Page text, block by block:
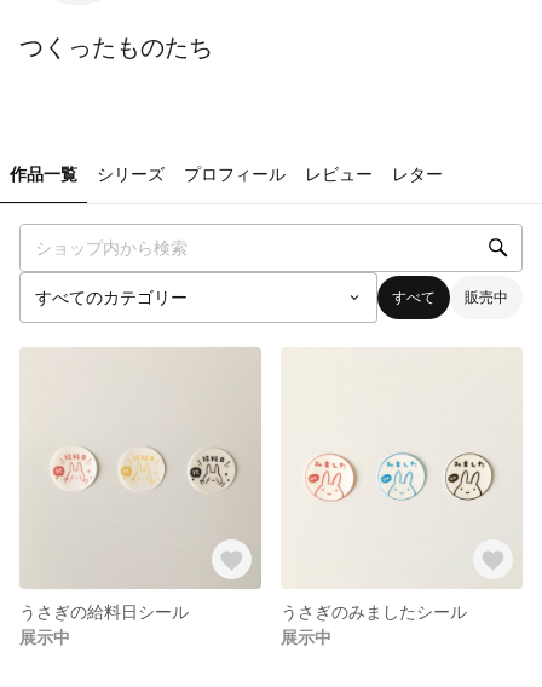
つくったものたち
作品一覧 シリーズ プロフィール レビュー レター
すべて 販売中
うさぎの給料日シール
展示中
うさぎのみましたシール
展示中